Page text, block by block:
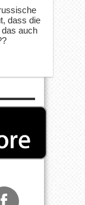
dass die
auch